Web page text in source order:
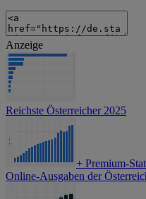
Anzeige
Reichste Österreicher 2025
+ Premium-
Online-Ausgaben der